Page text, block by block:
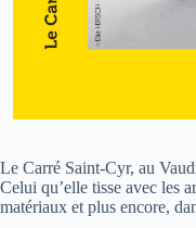
Le Carré Saint-Cyr, au
Celui qu’elle tisse avec les
matériaux et plus encore,